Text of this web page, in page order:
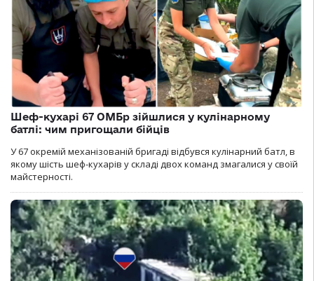
Шеф-кухарі 67 ОМБр зійшлися у кулінарному
батлі: чим пригощали бійців
У 67 окремій механізованій бригаді відбувся кулінарний батл, в
якому шість шеф-кухарів у складі двох команд змагалися у своїй
майстерності.